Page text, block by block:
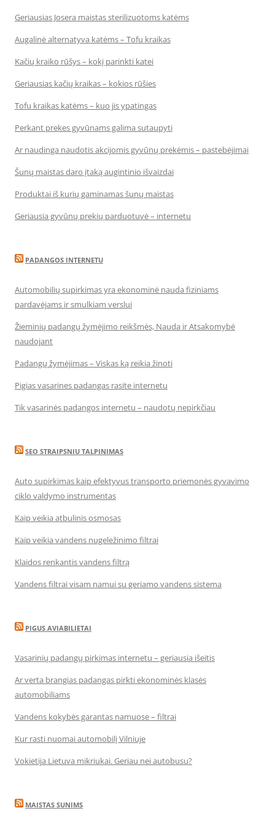
Geriausias Josera maistas sterilizuotoms katėms
Augalinė alternatyva katėms – Tofu kraikas
Kačių kraiko rūšys – kokį parinkti katei
Geriausias kačių kraikas – kokios rūšies
Tofu kraikas katėms – kuo jis ypatingas
Perkant prekes gyvūnams galima sutaupyti
Ar naudinga naudotis akcijomis gyvūnų prekėmis – pastebėjimai
Šunų maistas daro įtaką augintinio išvaizdai
Produktai iš kurių gaminamas šunų maistas
Geriausia gyvūnų prekių parduotuvė – internetu
PADANGOS INTERNETU
Automobilių supirkimas yra ekonominė nauda fiziniams
pardavėjams ir smulkiam verslui
Žieminių padangų žymėjimo reikšmės, Nauda ir Atsakomybė
naudojant
Padangų žymėjimas – Viskas ką reikia žinoti
Pigias vasarines padangas rasite internetu
Tik vasarinės padangos internetu – naudotų nepirkčiau
SEO STRAIPSNIU TALPINIMAS
Auto supirkimas kaip efektyvus transporto priemonės gyvavimo
ciklo valdymo instrumentas
Kaip veikia atbulinis osmosas
Kaip veikia vandens nugeležinimo filtrai
Klaidos renkantis vandens filtrą
Vandens filtrai visam namui su geriamo vandens sistema
PIGUS AVIABILIETAI
Vasarinių padangų pirkimas internetu – geriausia išeitis
Ar verta brangias padangas pirkti ekonominės klasės
automobiliams
Vandens kokybės garantas namuose – filtrai
Kur rasti nuomai automobilį Vilniuje
Vokietija Lietuva mikriukai. Geriau nei autobusu?
MAISTAS SUNIMS